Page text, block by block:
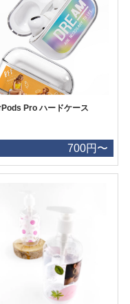
Pro ハードケース
700円〜